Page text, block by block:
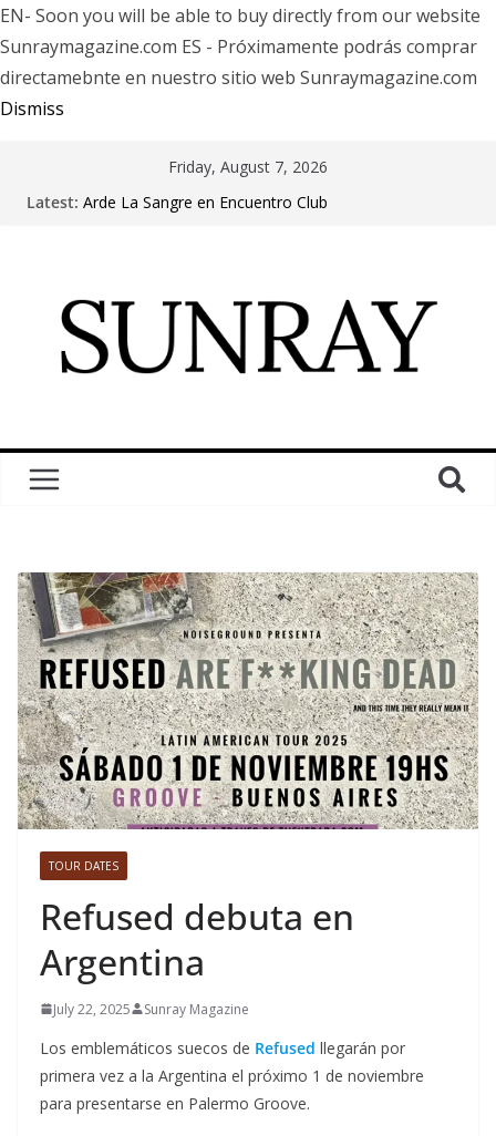
EN- Soon you will be able to buy directly from our website
Sunraymagazine.com ES - Próximamente podrás comprar
directamebnte en nuestro sitio web Sunraymagazine.com
Dismiss
Friday, August 7, 2026
Latest: Arde La Sangre en Encuentro Club
Fear Factory live at Groove, Buenos Aires, celebrating
30 years of “Demanufacture”
TOUR DATES
Refused debuta en
Argentina
July 22, 2025 Sunray Magazine
Los emblemáticos suecos de Refused llegarán por
primera vez a la Argentina el próximo 1 de noviembre
para presentarse en Palermo Groove.